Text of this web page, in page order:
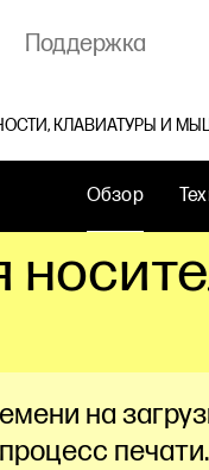
Поддержка
КЛАВИАТУРЫ И
Обзор
на
печати.